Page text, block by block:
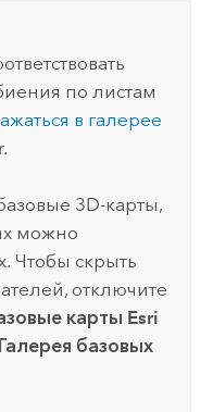
по листам
в галерее
.
3D-карты,
можно
Чтобы скрыть
отключите
карты Esri
Галерея базовых